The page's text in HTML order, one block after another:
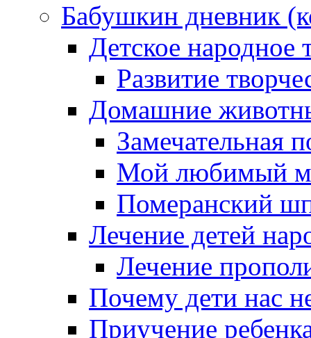
Бабушкин дневник
Детское народное
Развитие
Домашние
Замечательная
Мой любимый
Померанский
Лечение детей
Лечение
Почему дети нас
Приучение